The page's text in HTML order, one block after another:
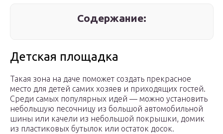
Содержание:
Детская площадка
Такая зона на даче поможет создать прекрасное
место для детей самих хозяев и приходящих гостей.
Среди самых популярных идей — можно установить
небольшую песочницу из большой автомобильной
шины или качели из небольшой покрышки, домик
из пластиковых бутылок или остаток досок.